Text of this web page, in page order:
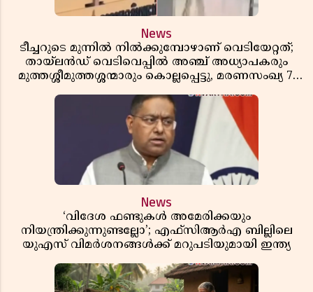
News
ടീച്ചറുടെ മുന്നിൽ നിൽക്കുമ്പോഴാണ് വെടിയേറ്റത്;
തായ്‌ലൻഡ് വെടിവെപ്പിൽ അഞ്ച് അധ്യാപകരും
മുത്തശ്ശീമുത്തശ്ശന്മാരും കൊല്ലപ്പെട്ടു, മരണസംഖ്യ 7;
News
‘വിദേശ ഫണ്ടുകൾ അമേരിക്കയും
നിയന്ത്രിക്കുന്നുണ്ടല്ലോ’; എഫ്സിആർഎ ബില്ലിലെ
യുഎസ് വിമർശനങ്ങൾക്ക് മറുപടിയുമായി ഇന്ത്യ